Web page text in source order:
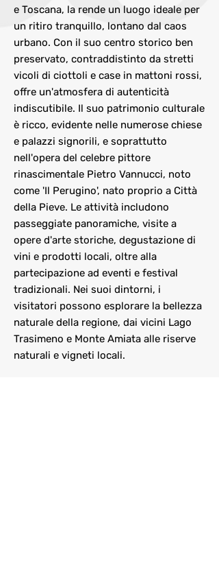
e Toscana, la rende un luogo ideale per
un ritiro tranquillo, lontano dal caos
urbano. Con il suo centro storico ben
preservato, contraddistinto da stretti
vicoli di ciottoli e case in mattoni rossi,
offre un'atmosfera di autenticità
indiscutibile. Il suo patrimonio culturale
è ricco, evidente nelle numerose chiese
e palazzi signorili, e soprattutto
nell'opera del celebre pittore
rinascimentale Pietro Vannucci, noto
come 'Il Perugino', nato proprio a Città
della Pieve. Le attività includono
passeggiate panoramiche, visite a
opere d'arte storiche, degustazione di
vini e prodotti locali, oltre alla
partecipazione ad eventi e festival
tradizionali. Nei suoi dintorni, i
visitatori possono esplorare la bellezza
naturale della regione, dai vicini Lago
Trasimeno e Monte Amiata alle riserve
naturali e vigneti locali.